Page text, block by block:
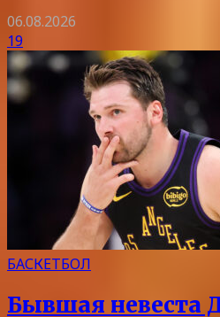
06.08.2026
19
БАСКЕТБОЛ
Бывшая невеста